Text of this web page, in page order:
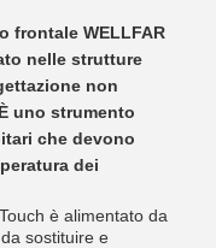
frontale WELLFAR
nelle strutture
non
uno strumento
che devono
dei
è alimentato da
sostituire e